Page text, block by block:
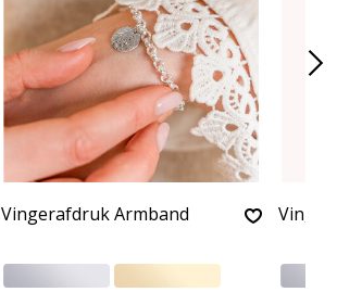
Vingerafdruk Armband